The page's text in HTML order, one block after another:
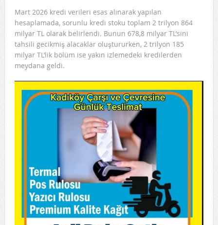
Mart 2026 kredi verileri esas alınarak yapılan
hesaplamada, sorunlu kredi stoku toplam 2 trilyon 864
milyar TL olarak belirlendi. Bunun 678,8 milyar TL’sini
tahsili gecikmiş alacaklar oluştururken, 2 trilyon 185
milyar TL’lik bölüm ise yakın izlemedeki kredilerden
meydana geldi.